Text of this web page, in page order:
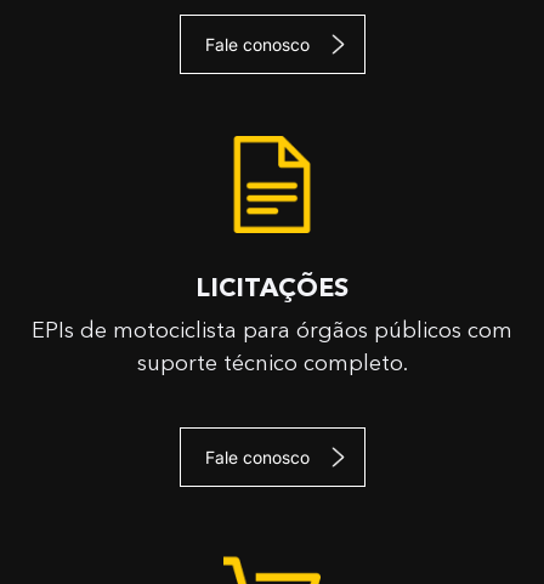
Fale conosco
LICITAÇÕES
EPIs de motociclista para órgãos públicos com
suporte técnico completo.
Fale conosco